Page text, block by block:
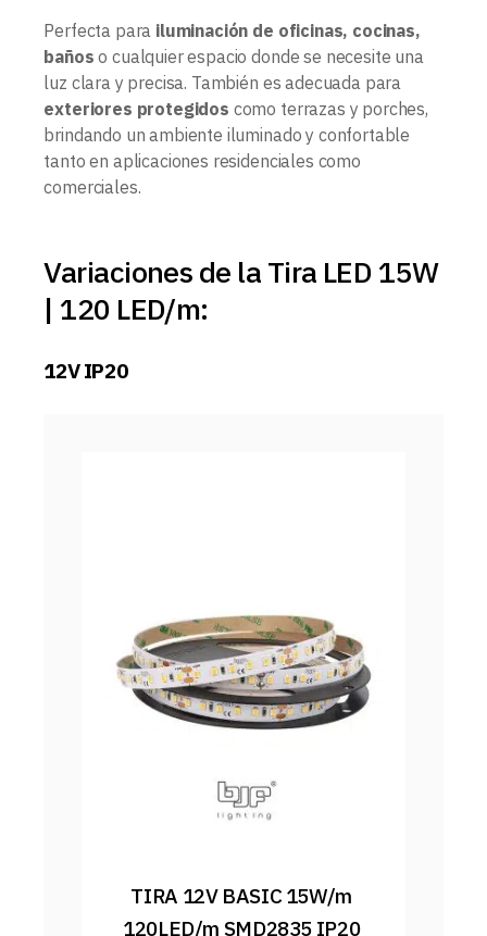
Perfecta para iluminación de oficinas, cocinas,
baños o cualquier espacio donde se necesite una
luz clara y precisa. También es adecuada para
exteriores protegidos como terrazas y porches,
brindando un ambiente iluminado y confortable
tanto en aplicaciones residenciales como
comerciales.
Variaciones de la Tira LED 15W
| 120 LED/m:
12V IP20
TIRA 12V BASIC 15W/m
120LED/m SMD2835 IP20